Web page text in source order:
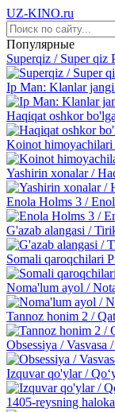
UZ-KINO.ru
Популярные
Superqiz / Super qiz
Ip Man: Klanlar
Haqiqat oshkor
Koinot
Yashirin xonalar /
Enola Holms 3 /
G'azab alangasi /
Somali qaroqchilari
Noma'lum ayol /
Tannoz honim 2 /
Obsessiya / Vasvasa
Izquvar qo'ylar /
1405-reysning